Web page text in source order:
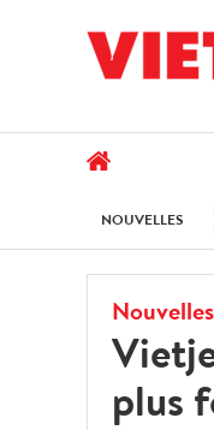
NOUVELLES
Nouvelles
plus